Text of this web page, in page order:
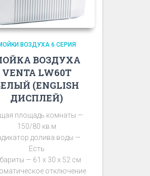
ВОЗДУХА 6 СЕРИЯ
ВОЗДУХА
VENTA LW60T
(ENGLISH
ДИСПЛЕЙ)
площадь комнаты —
150/80 кв.м
долива воды —
Есть
— 61 х 30 х 52 см
отключение